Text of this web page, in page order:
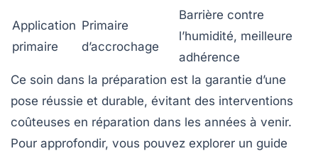
Application
primaire
Primaire
d’accrochage
Barrière contre
l’humidité, meilleure
adhérence
Ce soin dans la préparation est la garantie d’une
pose réussie et durable, évitant des interventions
coûteuses en réparation dans les années à venir.
Pour approfondir, vous pouvez explorer un guide